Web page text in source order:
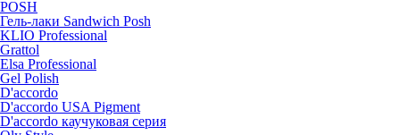
POSH
Гель-лаки Sandwich Posh
KLIO Professional
Grattol
Elsa Professional
Gel Polish
D'accordo
D'accordo USA Pigment
D'accordo каучуковая серия